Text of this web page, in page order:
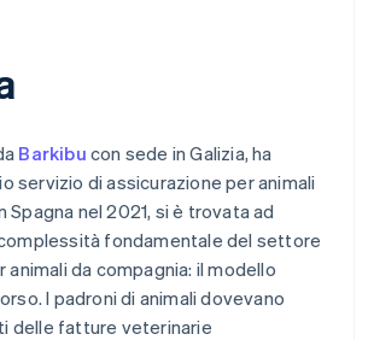
Barkibu con sede in Galizia, ha
servizio di assicurazione per animali
Spagna nel 2021, si è trovata ad
fondamentale del settore
da compagnia: il modello
I padroni di animali dovevano
delle fatture veterinarie